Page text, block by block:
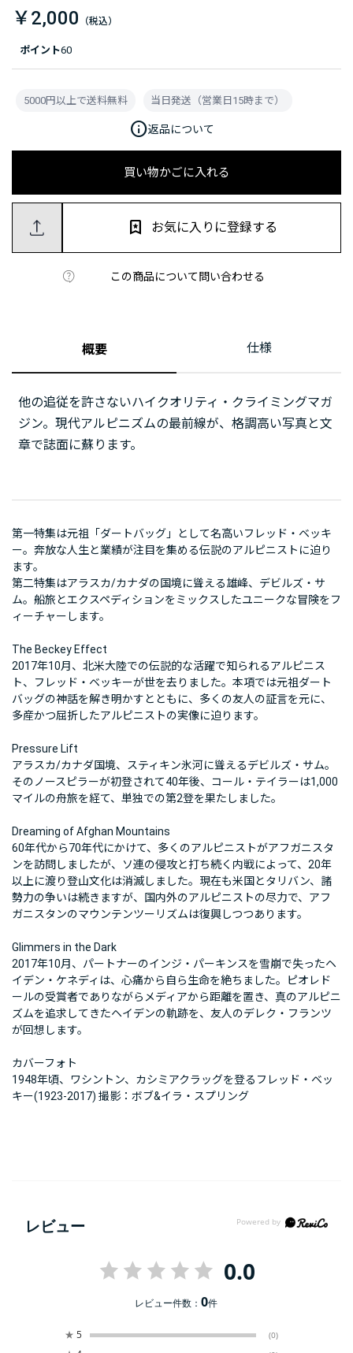
ポイント60
￥2,000
買い物かごに入れる
この商品について問い合わせる
お気に入りに登録する
5000円以上で送料無料 当日発送（営業日15時まで）
info返品について
概要 仕様
他の追従を許さないハイクオリティ・クライミングマガ
ジン。現代アルピニズムの最前線が、格調高い写真と文
章で誌面に蘇ります。
第一特集は元祖「ダートバッグ」として名高いフレッド・ベッキ
ー。奔放な人生と業績が注目を集める伝説のアルピニストに迫り
ます。
第二特集はアラスカ/カナダの国境に聳える雄峰、デビルズ・サ
ム。船旅とエクスペディションをミックスしたユニークな冒険をフ
ィーチャーします。
The Beckey Effect
2017年10月、北米大陸での伝説的な活躍で知られるアルピニス
ト、フレッド・ベッキーが世を去りました。本項では元祖ダート
バッグの神話を解き明かすとともに、多くの友人の証言を元に、
多産かつ屈折したアルピニストの実像に迫ります。
Pressure Lift
アラスカ/カナダ国境、スティキン氷河に聳えるデビルズ・サム。
そのノースピラーが初登されて40年後、コール・テイラーは1,000
マイルの舟旅を経て、単独での第2登を果たしました。
Dreaming of Afghan Mountains
60年代から70年代にかけて、多くのアルピニストがアフガニスタ
ンを訪問しましたが、ソ連の侵攻と打ち続く内戦によって、20年
以上に渡り登山文化は消滅しました。現在も米国とタリバン、諸
勢力の争いは続きますが、国内外のアルピニストの尽力で、アフ
ガニスタンのマウンテンツーリズムは復興しつつあります。
Glimmers in the Dark
2017年10月、パートナーのインジ・パーキンスを雪崩で失ったヘ
イデン・ケネディは、心痛から自ら生命を絶ちました。ピオレド
ールの受賞者でありながらメディアから距離を置き、真のアルピニ
ズムを追求してきたヘイデンの軌跡を、友人のデレク・フランツ
が回想します。
カバーフォト
1948年頃、ワシントン、カシミアクラッグを登るフレッド・ベッ
キー(1923-2017) 撮影：ボブ&イラ・スプリング
レビュー
0.0
レビュー件数：0件
★ 5 (0)